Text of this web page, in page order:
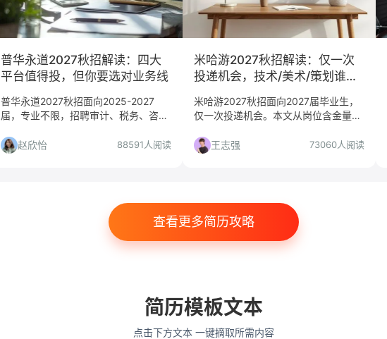
普华永道2027秋招解读：四大
平台值得投，但你要选对业务线
普华永道2027秋招面向2025-2027
届，专业不限，招聘审计、税务、咨
合人群、慎投人群及投递策略，助你判
断是否值得投。
赵欣怡 88591人阅读
米哈游2027秋招解读：仅一次
投递机会，技术/美术/策划谁值
米哈游2027秋招面向2027届毕业生，
仅一次投递机会。本文从岗位含金量、
全面解读，帮你判断是否值得投递。
王志强 73060人阅读
查看更多简历攻略
简历模板文本
点击下方文本 一键摘取所需内容